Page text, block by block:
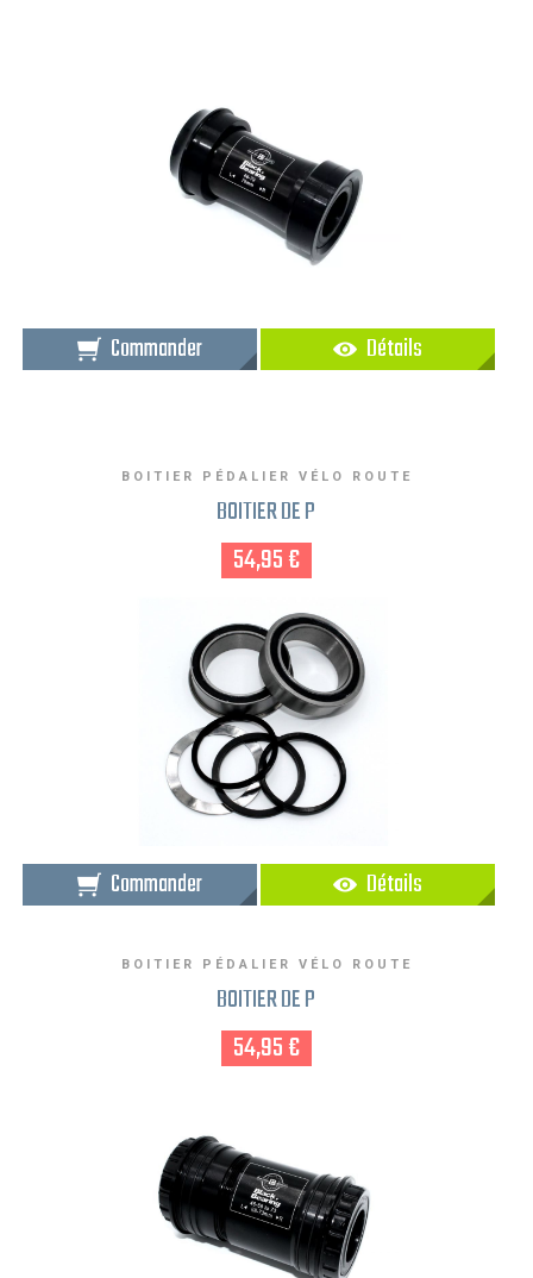
Commander Détails
BOITIER PÉDALIER VÉLO ROUTE
BOITIER DE P
54,95 €
Commander Détails
BOITIER PÉDALIER VÉLO ROUTE
BOITIER DE P
54,95 €